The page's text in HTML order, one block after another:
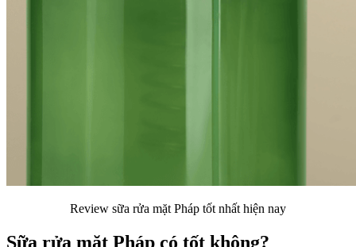
Review sữa rửa mặt Pháp tốt nhất hiện nay
Sữa rửa mặt Pháp có tốt không?